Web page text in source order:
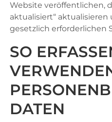
Website veröffentlichen,
aktualisiert“ aktualisieren
gesetzlich erforderlichen
SO
DATEN